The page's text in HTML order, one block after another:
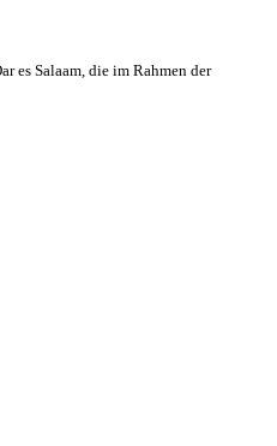
es Salaam, die im Rahmen der